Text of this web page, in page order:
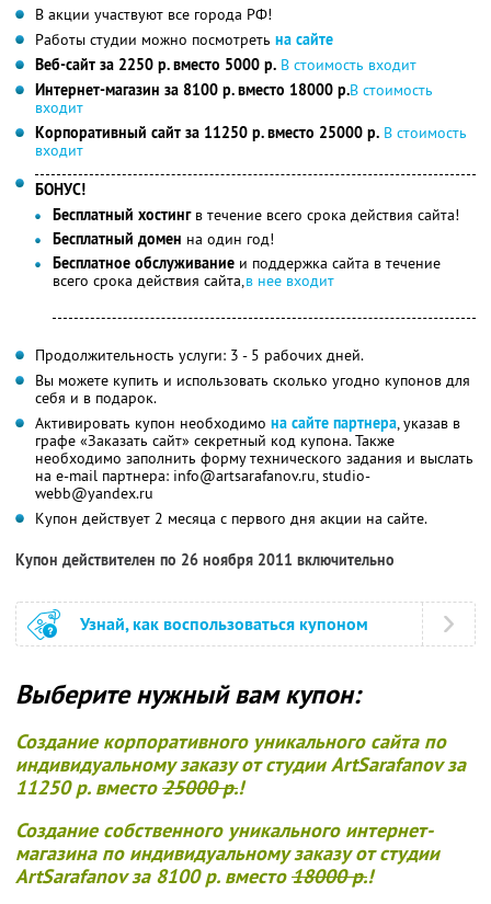
В акции участвуют все города РФ!
Работы студии можно посмотреть на сайте
Веб-сайт за 2250 р. вместо 5000 р. В стоимость входит
Интернет-магазин за 8100 р. вместо 18000 р.В стоимость
входит
Корпоративный сайт за 11250 р. вместо 25000 р. В стоимость
входит
БОНУС!
Бесплатный хостинг в течение всего срока действия сайта!
Бесплатный домен на один год!
Бесплатное обслуживание и поддержка сайта в течение
всего срока действия сайта,в нее входит
Продолжительность услуги: 3 - 5 рабочих дней.
Вы можете купить и использовать сколько угодно купонов для
себя и в подарок.
Активировать купон необходимо на сайте партнера, указав в
графе «Заказать сайт» секретный код купона. Также
необходимо заполнить форму технического задания и выслать
на e-mail партнера: info@artsarafanov.ru, studio-
webb@yandex.ru
Купон действует 2 месяца с первого дня акции на сайте.
Купон действителен по 26 ноября 2011 включительно
Узнай, как воспользоваться купоном
Выберите нужный вам купон:
Создание корпоративного уникального сайта по
индивидуальному заказу от студии ArtSarafanov за
11250 р. вместо25000 р.!
Создание собственного уникального интернет-
магазина по индивидуальному заказу от студии
ArtSarafanov за 8100 р. вместо18000 р.!